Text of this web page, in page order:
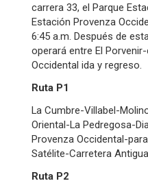
carrera 33, el Parque
Estación Provenza
6:45 a.m. Después de
operará entre El
Occidental ida y regreso.
Ruta P1
La Cumbre-Villabel-
Oriental-La Pedregosa-
Provenza Occidental-
Satélite-Carretera
Ruta P2